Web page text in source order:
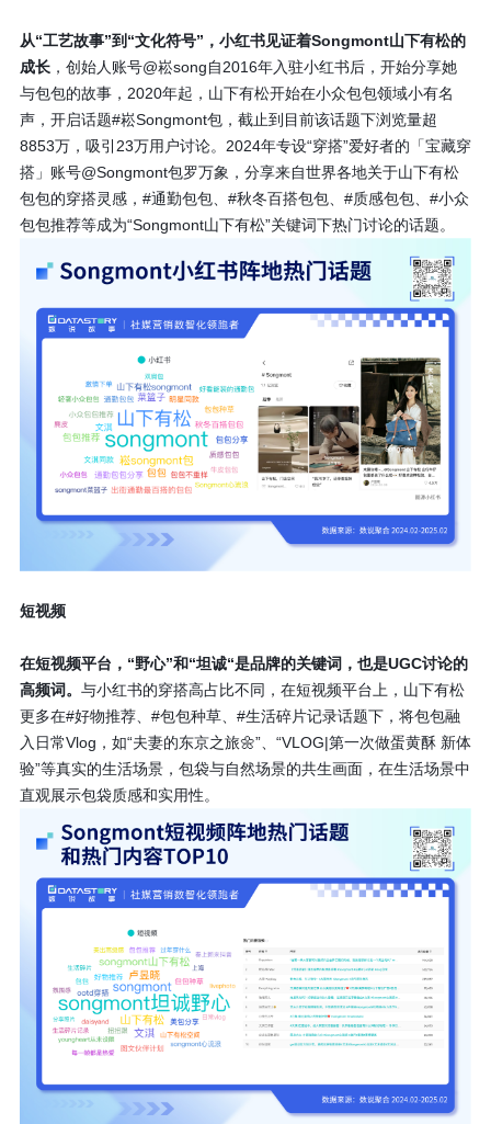
从“工艺故事”到“文化符号”，小红书见证着Songmont山下有松的
成长，创始人账号@崧song自2016年入驻小红书后，开始分享她
与包包的故事，2020年起，山下有松开始在小众包包领域小有名
声，开启话题#崧Songmont包，截止到目前该话题下浏览量超
8853万，吸引23万用户讨论。2024年专设“穿搭”爱好者的「宝藏穿
搭」账号@Songmont包罗万象，分享来自世界各地关于山下有松
包包的穿搭灵感，#通勤包包、#秋冬百搭包包、#质感包包、#小众
包包推荐等成为“Songmont山下有松”关键词下热门讨论的话题。
短视频
在短视频平台，“野心”和“坦诚“是品牌的关键词，也是UGC讨论的
高频词。 与小红书的穿搭高占比不同，在短视频平台上，山下有松
更多在#好物推荐、#包包种草、#生活碎片记录话题下，将包包融
入日常Vlog，如“夫妻的东京之旅🌼”、“VLOG|第一次做蛋黄酥 新体
验”等真实的生活场景，包袋与自然场景的共生画面，在生活场景中
直观展示包袋质感和实用性。